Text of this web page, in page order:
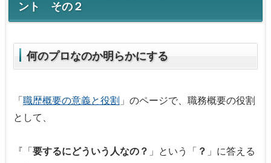
ント その２
何のプロなのか明らかにする
「 職歴概要の意義と役割 」のページで、職務概要の役割
として、
『「 要するにどういう人なの？ 」という「 ？ 」に答える